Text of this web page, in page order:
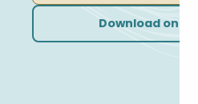
Download onze